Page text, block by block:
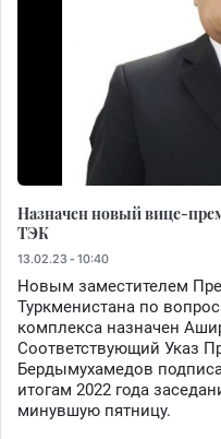
Назначен новый вице-
ТЭК
13.02.23 - 10:40
Новым заместителем
Туркменистана по
комплекса назначен
Соответствующий Указ
Бердымухамедов
итогам 2022 года
минувшую пятницу.